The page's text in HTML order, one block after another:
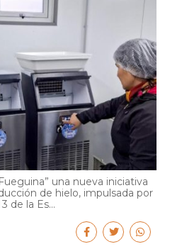
una nueva iniciativa
de hielo, impulsada por
de la Es...